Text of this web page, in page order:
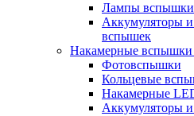
Лампы вспышки
Аккумуляторы
вспышек
Накамерные вспышки
Фотовспышки
Кольцевые
Накамерные
Аккумуляторы